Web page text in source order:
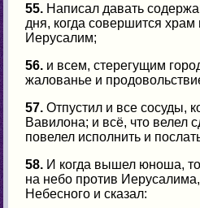
55. Написал давать
дня, когда совершится храм
Иерусалим;
56. и всем, стерегущим
жалованье и
57. Отпустил и все сосуды,
Вавилона; и всё, что велел
повелел исполнить и
58. И когда вышел юноша,
на небо против
Небесного и сказал: